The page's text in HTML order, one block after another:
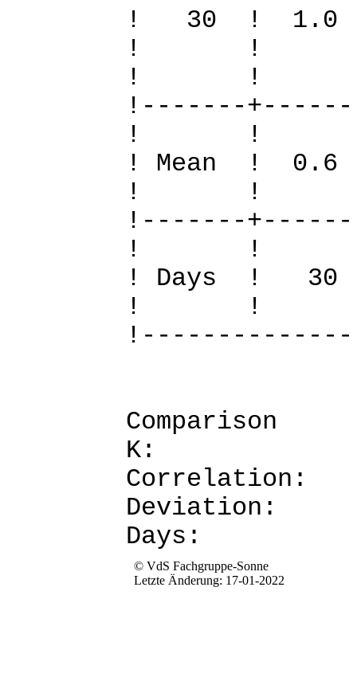
! 30 ! 1.0
!
!
!-------
!
! Mean !
!
!-------
!
! Days
!
K:
© VdS Fachgruppe-Sonne
Letzte Änderung: 17-01-2022